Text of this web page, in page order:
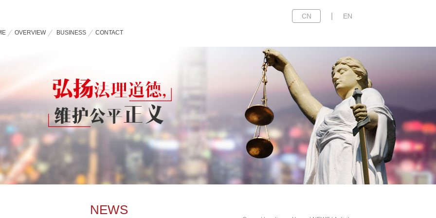
CN EN
OVERVIEW BUSINESS CONTACT
NEWS